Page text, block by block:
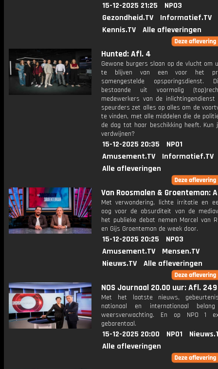
15-12-2025 21:25
NPO3
Gezondheid.TV
Informatief.TV
Kennis.TV
Alle afleveringen
Hunted: Afl. 4
Gewone burgers slaan op de vlucht om
te blijven van een voor het
samengestelde opsporingsdienst.
bestaande uit voormalig
medewerkers van de inlichtingendienst
speurders zet alles op alles om de
te vinden, met alle middelen die de
de dag tot haar beschikking heeft. Kun
verdwijnen?
15-12-2025 20:35
NPO1
Amusement.TV
Informatief.TV
Alle afleveringen
Van Roosmalen & Groenteman:
Met verwondering, lichte irritatie en
oog voor de absurditeit van de
het publieke debat nemen Marcel van
en Gijs Groenteman de week door.
15-12-2025 20:25
NPO3
Amusement.TV
Mensen.TV
Nieuws.TV
Alle afleveringen
NOS Journaal 20.00 uur: Afl. 249
Met het laatste nieuws,
nationaal en internationaal
weersverwachting. En op NPO 1
gebarentaal.
15-12-2025 20:00 NPO1
Alle afleveringen